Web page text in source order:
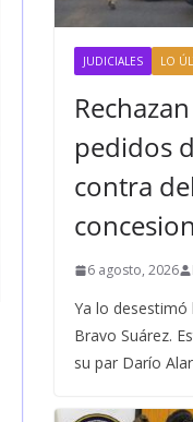
JUDICIALES LO
pedidos
contra
6 agosto, 2026
Ya lo
Bravo Suárez.
su par Darío